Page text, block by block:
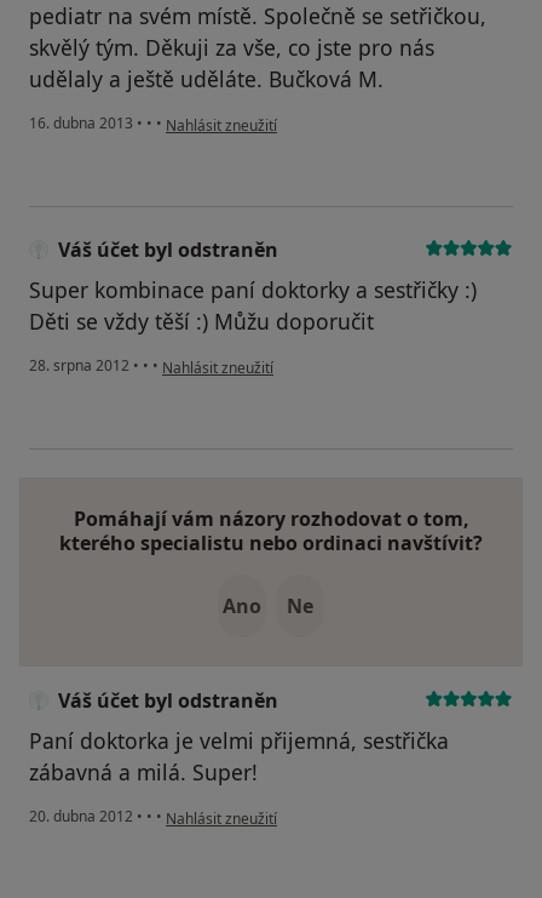
pediatr na svém místě. Společně se setřičkou,
skvělý tým. Děkuji za vše, co jste pro nás
udělaly a ještě uděláte. Bučková M.
16. dubna 2013 • • • podle názoru uživatele Váš účet byl odstraněn
Nahlásit zneužití
Váš účet byl odstraněn
Super kombinace paní doktorky a sestřičky :)
Děti se vždy těší :) Můžu doporučit
28. srpna 2012 • • • podle názoru uživatele Váš účet byl odstraněn
Nahlásit zneužití
Pomáhají vám názory rozhodovat o tom,
kterého specialistu nebo ordinaci navštívit?
Ano Ne
Váš účet byl odstraněn
Paní doktorka je velmi přijemná, sestřička
zábavná a milá. Super!
20. dubna 2012 • • • podle názoru uživatele Váš účet byl odstraněn
Nahlásit zneužití